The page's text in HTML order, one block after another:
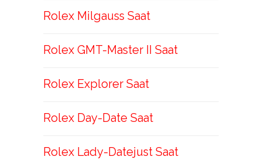
Rolex Milgauss Saat
Rolex GMT-Master II Saat
Rolex Explorer Saat
Rolex Day-Date Saat
Rolex Lady-Datejust Saat